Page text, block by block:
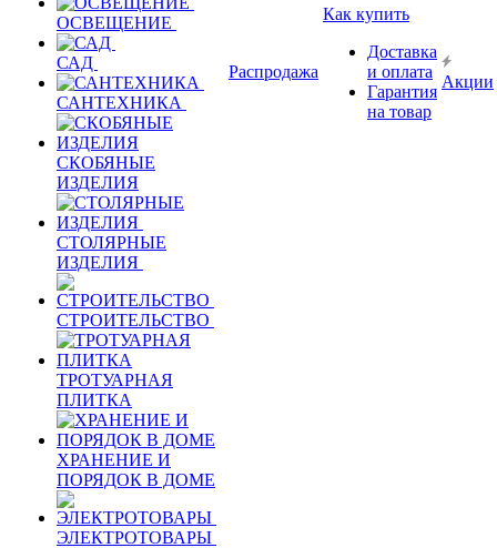
ОСВЕЩЕНИЕ
САД
САНТЕХНИКА
СКОБЯНЫЕ
ИЗДЕЛИЯ
СТОЛЯРНЫЕ
ИЗДЕЛИЯ
СТРОИТЕЛЬСТВО
ТРОТУАРНАЯ
ПЛИТКА
ХРАНЕНИЕ И
ПОРЯДОК В ДОМЕ
ЭЛЕКТРОТОВАРЫ
Распродажа
Как купить
Доставка
и оплата
Гарантия
на товар
Акции